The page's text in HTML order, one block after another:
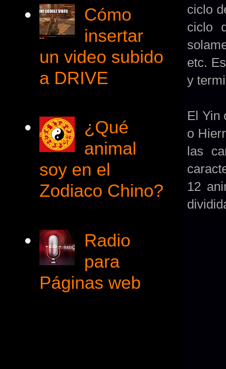
ciclo
ciclo
etc.
y
El Yin
o
las
12
Cómo
insertar
un video subido
a DRIVE
¿Qué
animal
soy en el
Zodiaco Chino?
Radio
para
Páginas web